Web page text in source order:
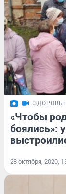
ЗДОРОВЬЕ
«Чтобы
боялись»:
28 октября, 2020,